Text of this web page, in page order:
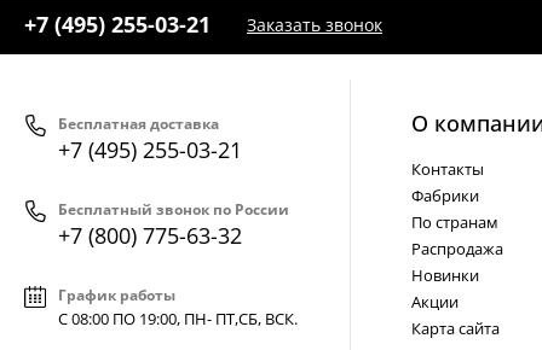
+7 (495) 255-03-21 Заказать звонок
Бесплатная доставка
+7 (495) 255-03-21
Бесплатный звонок по России
+7 (800) 775-63-32
График работы
С 08:00 ПО 19:00, ПН- ПТ,СБ, ВСК.
О
Контакты
Фабрики
По странам
Распродажа
Новинки
Акции
Карта сайта